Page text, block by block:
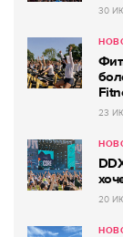
30
23
20